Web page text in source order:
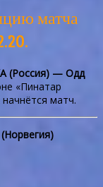
матча
(Россия) — Одд
«Пинатар
матч.